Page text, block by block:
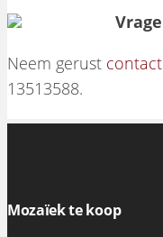
Neem gerust contact
13513588.
Mozaïek te koop